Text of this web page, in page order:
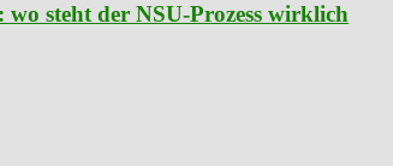
steht der NSU-Prozess wirklich